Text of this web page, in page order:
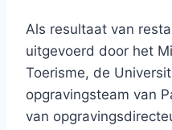
Als resultaat van
uitgevoerd door het
Toerisme, de
opgravingsteam van
van